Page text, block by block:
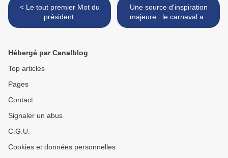
< Le tout premier Mot du
président.
Une source d'inspiration
majeure : le carnaval au
village de Taninges. >
Hébergé par Canalblog
Top articles
Pages
Contact
Signaler un abus
C.G.U.
Cookies et données personnelles